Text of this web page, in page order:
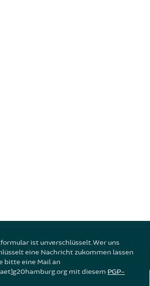
ist unverschlüsselt. Wer uns
eine Nachricht zukommen lassen
bitte eine Mail an
mit diesem PGP-